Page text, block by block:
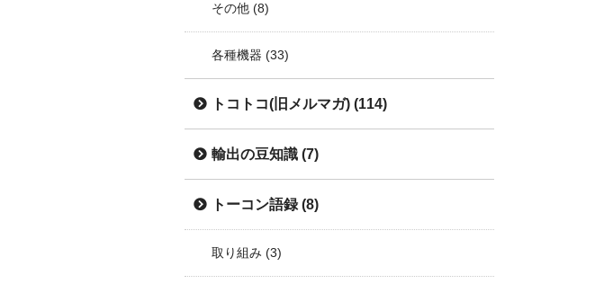
その他 (8)
各種機器 (33)
トコトコ(旧メルマガ) (114)
輸出の豆知識 (7)
トーコン語録(8)
取り組み (3)